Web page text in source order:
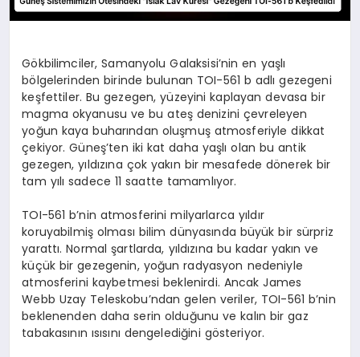
Gökbilimciler, Samanyolu Galaksisi’nin en yaşlı
bölgelerinden birinde bulunan TOI-561 b adlı gezegeni
keşfettiler. Bu gezegen, yüzeyini kaplayan devasa bir
magma okyanusu ve bu ateş denizini çevreleyen
yoğun kaya buharından oluşmuş atmosferiyle dikkat
çekiyor. Güneş’ten iki kat daha yaşlı olan bu antik
gezegen, yıldızına çok yakın bir mesafede dönerek bir
tam yılı sadece 11 saatte tamamlıyor.
TOI-561 b’nin atmosferini milyarlarca yıldır
koruyabilmiş olması bilim dünyasında büyük bir sürpriz
yarattı. Normal şartlarda, yıldızına bu kadar yakın ve
küçük bir gezegenin, yoğun radyasyon nedeniyle
atmosferini kaybetmesi beklenirdi. Ancak James
Webb Uzay Teleskobu’ndan gelen veriler, TOI-561 b’nin
beklenenden daha serin olduğunu ve kalın bir gaz
tabakasının ısısını dengelediğini gösteriyor.